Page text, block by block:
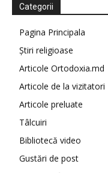
Categorii
Pagina Principala
Știri religioase
Articole Ortodoxia.md
Articole de la vizitatori
Articole preluate
Tâlcuiri
Bibliotecă video
Gustări de post